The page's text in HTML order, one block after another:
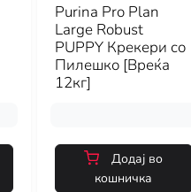
Purina Pro Plan
Large Robust
PUPPY Крекери со
Пилешко [Вреќа
12кг]
Додај во
кошничка